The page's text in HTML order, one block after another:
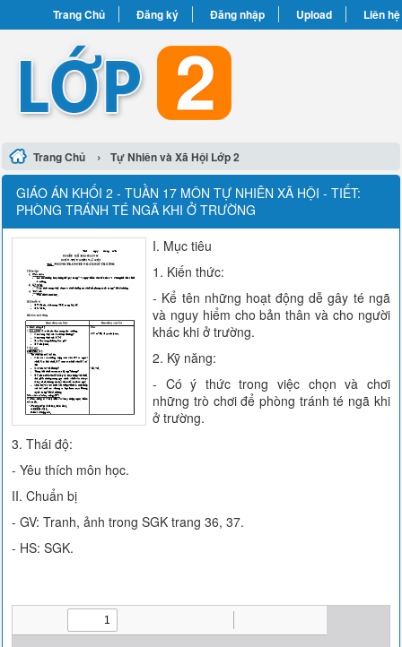
Trang Chủ Đăng ký Đăng nhập Upload Liên hệ
Trang Chủ › Tự Nhiên và Xã Hội Lớp 2
GIÁO ÁN KHỐI 2 - TUẦN 17 MÔN TỰ NHIÊN XÃ HỘI - TIẾT:
PHÒNG TRÁNH TÉ NGÃ KHI Ở TRƯỜNG
I. Mục tiêu
1. Kiến thức:
- Kể tên những hoạt động dễ gây té ngã
và nguy hiểm cho bản thân và cho người
khác khi ở trường.
2. Kỹ năng:
- Có ý thức trong việc chọn và chơi
những trò chơi để phòng tránh té ngã khi
ở trường.
3. Thái độ:
- Yêu thích môn học.
II. Chuẩn bị
- GV: Tranh, ảnh trong SGK trang 36, 37.
- HS: SGK.